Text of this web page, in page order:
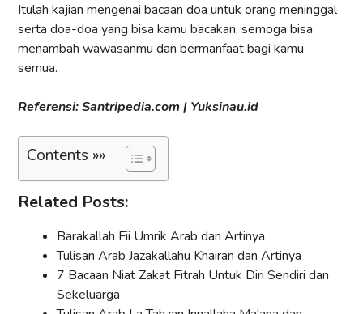
Itulah kajian mengenai bacaan doa untuk orang meninggal
serta doa-doa yang bisa kamu bacakan, semoga bisa
menambah wawasanmu dan bermanfaat bagi kamu
semua.
Referensi: Santripedia.com | Yuksinau.id
Contents »»
Related Posts:
Barakallah Fii Umrik Arab dan Artinya
Tulisan Arab Jazakallahu Khairan dan Artinya
7 Bacaan Niat Zakat Fitrah Untuk Diri Sendiri dan
Sekeluarga